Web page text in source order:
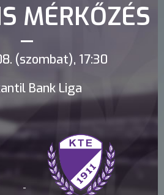
MÉRKŐZÉS
(szombat), 17:30
Bank Liga
-